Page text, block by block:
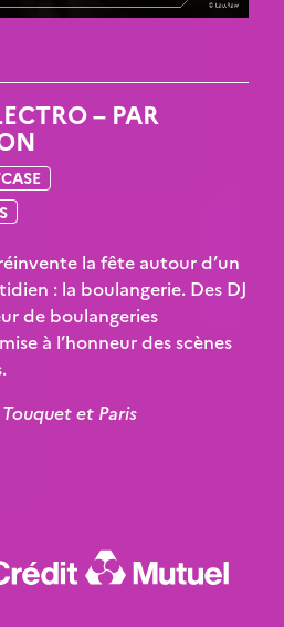
– PAR
la fête autour d’un
: la boulangerie. Des DJ
de boulangeries
à l’honneur des scènes
et Paris